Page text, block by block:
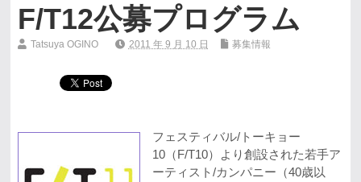
F/T12公募プログラム
Tatsuya OGINO 2011 年 9 月 10 日 募集情報
フェスティバル/トーキョー
10（F/T10）より創設された若手ア
ーティスト/カンパニー（40歳以